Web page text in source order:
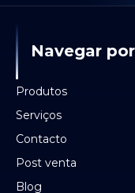
Navegar
Produtos
Serviços
Contacto
Post venta
Blog